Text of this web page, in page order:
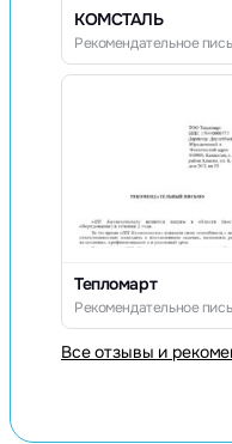
КОМСТАЛЬ
Рекомендательное
Тепломарт
Рекомендательное
Все отзывы и